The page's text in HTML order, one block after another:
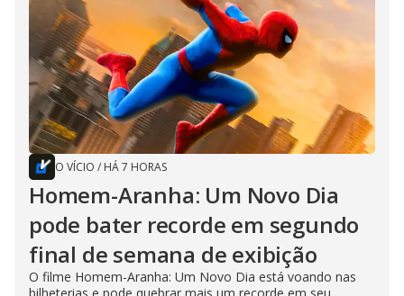
O VÍCIO / HÁ 7 HORAS
Homem-Aranha: Um Novo Dia
pode bater recorde em segundo
final de semana de exibição
O filme Homem-Aranha: Um Novo Dia está voando nas